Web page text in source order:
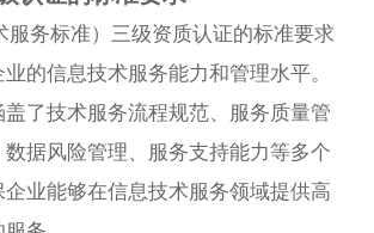
服务标准）三级资质认证的标准要求
的信息技术服务能力和管理水平。
了技术服务流程规范、服务质量管
据风险管理、服务支持能力等多个
业能够在信息技术服务领域提供高